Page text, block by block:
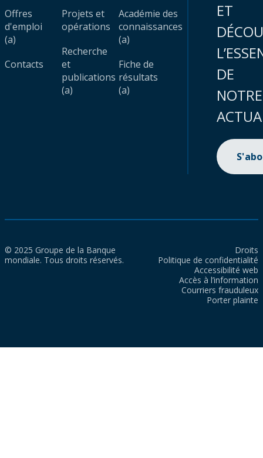
Offres
d'emploi
(a)
Contacts
Projets et
opérations
Recherche
et
publications
(a)
Académie des
connaissances
(a)
Fiche de
résultats
(a)
ET
DE
NOTRE
© 2025 Groupe de la Banque
mondiale. Tous droits réservés.
Droits
Politique de confidentialité
Accessibilité web
Accès à l’information
Courriers frauduleux
Porter plainte